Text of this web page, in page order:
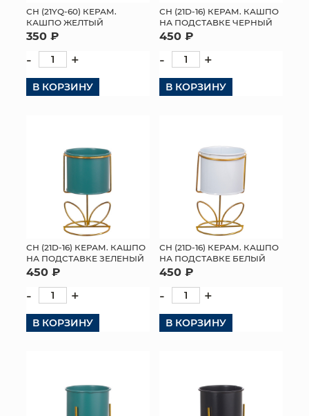
СН (21YQ-60) КЕРАМ.
КАШПО ЖЕЛТЫЙ
350 ₽
- +
В КОРЗИНУ
СН (21D-16) КЕРАМ. КАШПО
НА ПОДСТАВКЕ ЧЕРНЫЙ
450 ₽
- +
В КОРЗИНУ
СН (21D-16) КЕРАМ. КАШПО
НА ПОДСТАВКЕ ЗЕЛЕНЫЙ
450 ₽
- +
В КОРЗИНУ
СН (21D-16) КЕРАМ. КАШПО
НА ПОДСТАВКЕ БЕЛЫЙ
450 ₽
- +
В КОРЗИНУ